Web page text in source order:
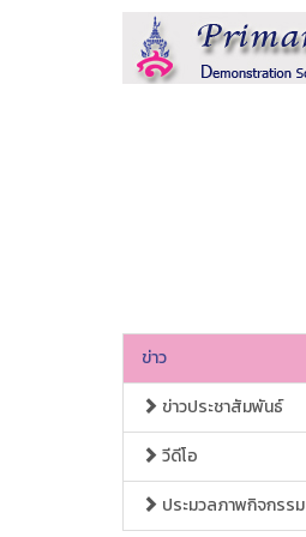
ข่าว
ข่าวประชาสัมพันธ์
วีดีโอ
ประมวลภาพกิจกรรม